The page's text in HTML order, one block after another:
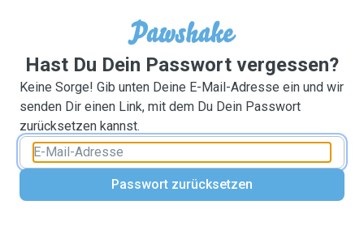
Hast Du Dein Passwort vergessen?
Keine Sorge! Gib unten Deine E-Mail-Adresse ein und wir
senden Dir einen Link, mit dem Du Dein Passwort
zurücksetzen kannst.
Passwort zurücksetzen